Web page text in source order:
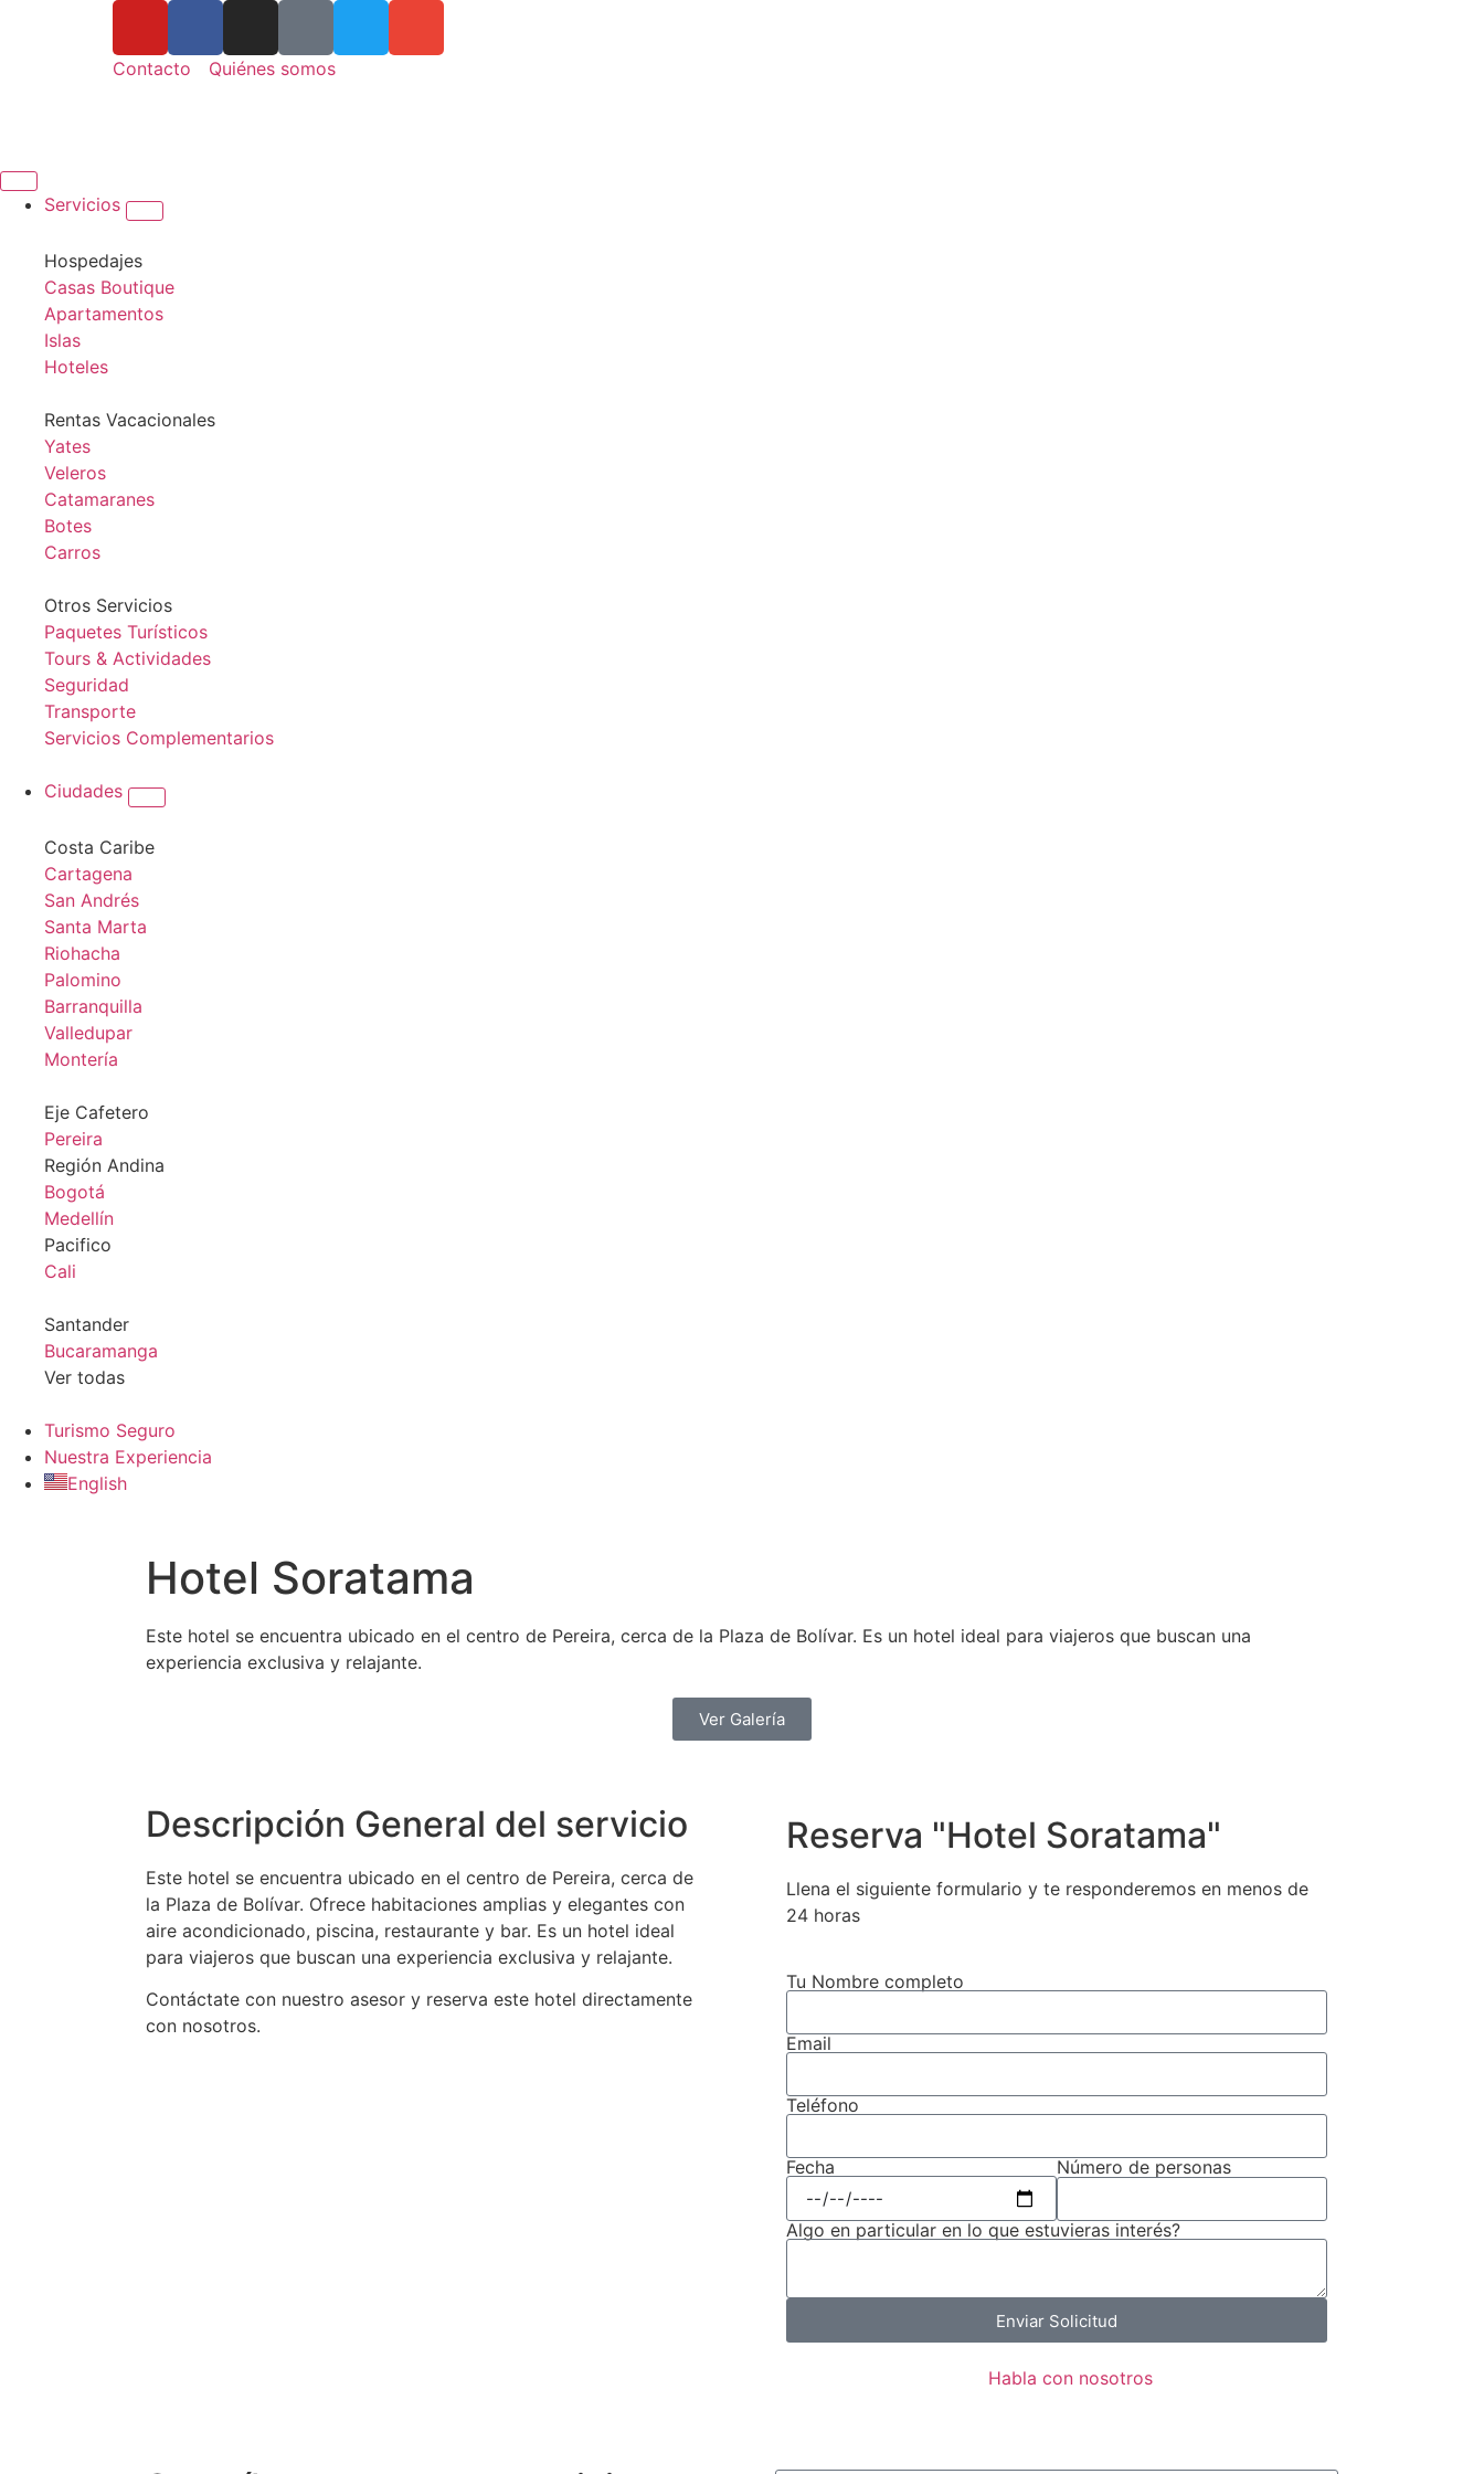
Contacto Quiénes somos
Servicios
Hospedajes
Casas Boutique
Apartamentos
Islas
Hoteles
Rentas Vacacionales
Yates
Veleros
Catamaranes
Botes
Carros
Otros Servicios
Paquetes Turísticos
Tours & Actividades
Seguridad
Transporte
Servicios Complementarios
Ciudades
Costa Caribe
Cartagena
San Andrés
Santa Marta
Riohacha
Palomino
Barranquilla
Valledupar
Montería
Eje Cafetero
Pereira
Región Andina
Bogotá
Medellín
Pacifico
Cali
Santander
Bucaramanga
Ver todas
Turismo Seguro
Nuestra Experiencia
English
Hotel Soratama
Este hotel se encuentra ubicado en el centro de Pereira, cerca de la Plaza de Bolívar. Es un hotel ideal para viajeros que buscan una
experiencia exclusiva y relajante.
Ver Galería
Descripción General del servicio
Este hotel se encuentra ubicado en el centro de Pereira, cerca de
la Plaza de Bolívar. Ofrece habitaciones amplias y elegantes con
aire acondicionado, piscina, restaurante y bar. Es un hotel ideal
para viajeros que buscan una experiencia exclusiva y relajante.
Contáctate con nuestro asesor y reserva este hotel directamente
con nosotros.
Reserva "Hotel Soratama"
Llena el siguiente formulario y te responderemos en menos de
24 horas
Tu Nombre completo
Email
Teléfono
Fecha Número de personas
Algo en particular en lo que estuvieras interés?
Enviar Solicitud
Habla con nosotros